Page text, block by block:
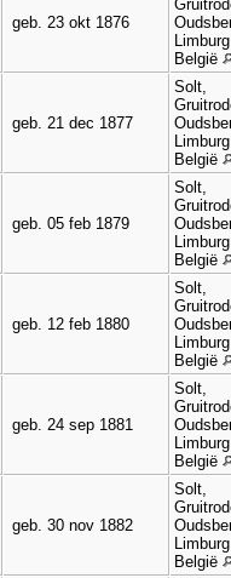
geb. 23 okt 1876
België
geb. 21 dec 1877
Solt,
België
geb. 05 feb 1879
Solt,
België
geb. 12 feb 1880
Solt,
België
geb. 24 sep 1881
Solt,
België
geb. 30 nov 1882
Solt,
België